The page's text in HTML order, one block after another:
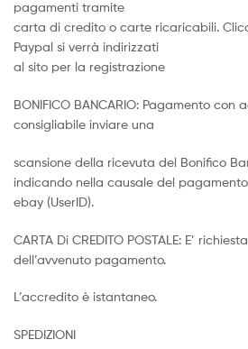
pagamenti tramite
carta di credito o carte ricaricabili.
Paypal si verrà indirizzati
al sito per la registrazione
BONIFICO BANCARIO: Pagamento
consigliabile inviare una
scansione della ricevuta del Bonifico
indicando nella causale del
ebay (UserID).
CARTA Di CREDITO POSTALE: E’
dell’avvenuto pagamento.
L’accredito è istantaneo.
SPEDIZIONI